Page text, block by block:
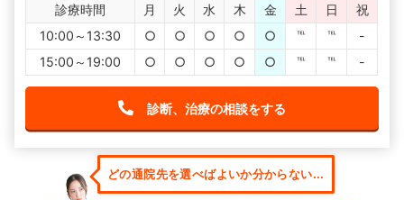
診療時間 月 火 水 木 金 土 日
祝
10:00～13:30
○ ○ ○ ○ ○ ℡ ℡
-
15:00～19:00
○ ○ ○ ○ ○ ℡ ℡ -
診断、治療の相談をする
どの通院先を選べばよいか分からない...